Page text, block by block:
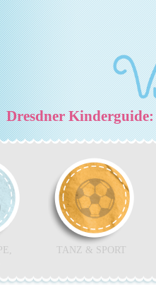
Dresdner Kinderguide:
TANZ & SPORT